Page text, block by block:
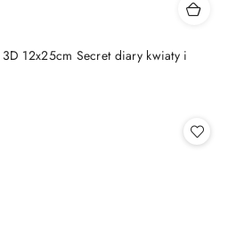
12x25cm Secret diary kwiaty i